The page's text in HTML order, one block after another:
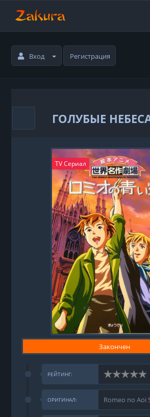
Вход Регистрация
ГОЛУБЫЕ
TV Сериал
Закончен
РЕЙТИНГ:
ОРИГИНАЛ: Romeo no Aoi